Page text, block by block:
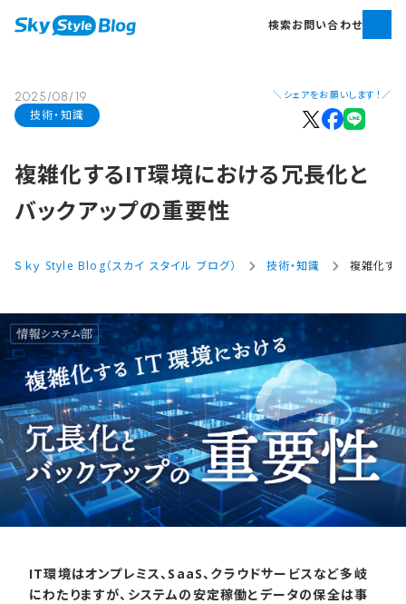
検索お問い合わせ
技術・知識
2025/08/19 ＼シェアをお願いします！／
複雑化する​IT環境に​おける​冗長化と​
バックアップの​重要性
Ｓｋｙ Style Blog（スカイ スタイル ブログ） 技術・知識 複雑化す
IT環境はオンプレミス、SaaS、クラウドサービスなど多岐
にわたりますが、システムの安定稼働とデータの保全は事